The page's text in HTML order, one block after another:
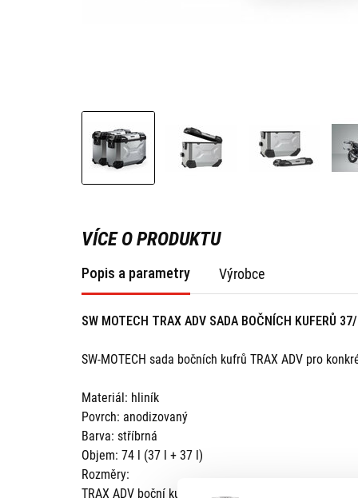
VÍCE O PRODUKTU
Popis a parametry Výrobce
SW MOTECH TRAX ADV SADA BOČNÍCH KUFERŮ
SW-MOTECH sada bočních kufrů TRAX ADV pro
Materiál: hliník
Povrch: anodizovaný
Barva: stříbrná
Objem: 74 l (37 l + 37 l)
Rozměry:
TRAX ADV boční kufr M - 49 cm x 23 cm x 37 cm